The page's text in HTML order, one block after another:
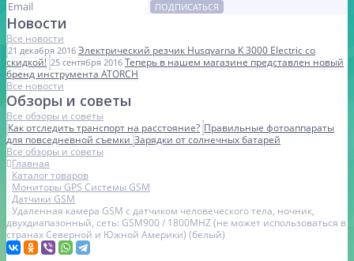
ПОДПИСАТЬСЯ
Новости
Все новости
21 декабря 2016 Электрический резчик Husqvarna K 3000 Electric со
скидкой! 25 сентября 2016 Теперь в нашем магазине представлен новый
бренд инструмента ATORCH
Все новости
Обзоры и советы
Все обзоры и советы
Как отследить транспорт на расстояние? Правильные фотоаппараты
для повседневной съемкиЗарядки от солнечных батарей
Все обзоры и советы
Главная
Каталог товаров
Мониторы GPS Системы GSM
Датчики GSM
Удаленная камера GSM с датчиком человеческого тела, ночник,
двухдиапазонный, сеть: GSM900 / 1800MHZ (не может использоваться в
странах Северной и Южной Америки) (белый)